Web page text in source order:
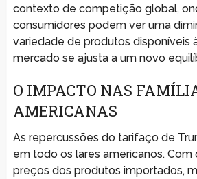
contexto de competição global,
consumidores podem ver uma
variedade de produtos disponíveis
mercado se ajusta a um novo
O IMPACTO NAS
AMERICANAS
As repercussões do tarifaço de
em todo os lares americanos. Com
preços dos produtos importados,